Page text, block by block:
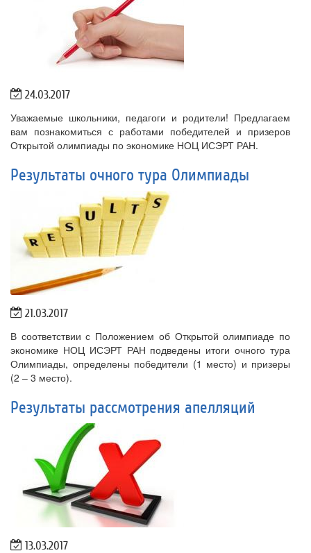
24.03.2017
Уважаемые школьники, педагоги и родители! Предлагаем
вам познакомиться с работами победителей и призеров
Открытой олимпиады по экономике НОЦ ИСЭРТ РАН.
Результаты очного тура Олимпиады
21.03.2017
В соответствии с Положением об Открытой олимпиаде по
экономике НОЦ ИСЭРТ РАН подведены итоги очного тура
Олимпиады, определены победители (1 место) и призеры
(2 – 3 место).
Результаты рассмотрения апелляций
13.03.2017